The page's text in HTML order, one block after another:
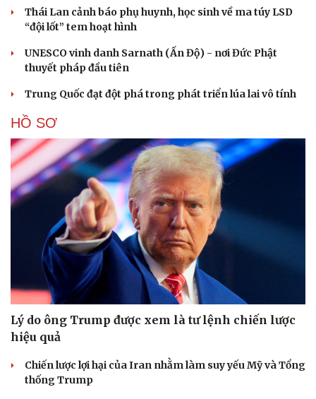
Cải chính
Thái Lan cảnh báo phụ huynh, học sinh về ma túy LSD
“đội lốt” tem hoạt hình
UNESCO vinh danh Sarnath (Ấn Độ) - nơi Đức Phật
thuyết pháp đầu tiên
Trung Quốc đạt đột phá trong phát triển lúa lai vô tính
HỒ SƠ
Lý do ông Trump được xem là tư lệnh chiến lược
hiệu quả
Chiến lược lợi hại của Iran nhằm làm suy yếu Mỹ và Tổng
thống Trump